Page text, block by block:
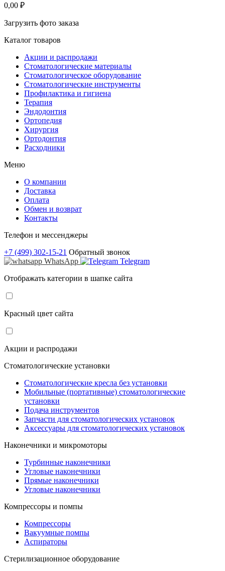
0,00 ₽
Загрузить фото заказа
Каталог товаров
Акции и распродажи
Стоматологические материалы
Стоматологическое оборудование
Стоматологические инструменты
Профилактика и гигиена
Терапия
Эндодонтия
Ортопедия
Хирургия
Ортодонтия
Расходники
Меню
О компании
Доставка
Оплата
Обмен и возврат
Контакты
Телефон и мессенджеры
+7 (499) 302-15-21 Обратный звонок
WhatsApp
Telegram
Отображать категории в шапке сайта
Красный цвет сайта
Акции и распродажи
Стоматологические установки
Стоматологические кресла без установки
Мобильные (портативные) стоматологические
установки
Подача инструментов
Запчасти для стоматологических установок
Аксессуары для стоматологических установок
Наконечники и микромоторы
Турбинные наконечники
Угловые наконечники
Прямые наконечники
Угловые наконечники
Компрессоры и помпы
Компрессоры
Вакуумные помпы
Аспираторы
Стерилизационное оборудование